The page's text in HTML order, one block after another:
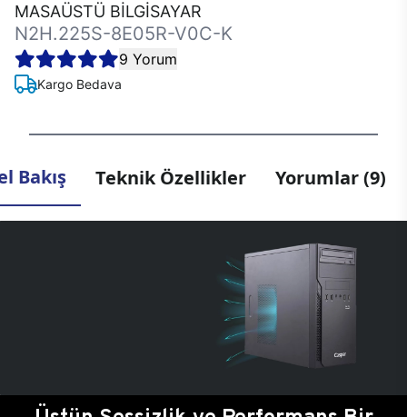
MASAÜSTÜ BİLGİSAYAR
N2H.225S-8E05R-V0C-K
9 Yorum
Kargo Bedava
Bakış Teknik Özellikler Yorumlar (9)